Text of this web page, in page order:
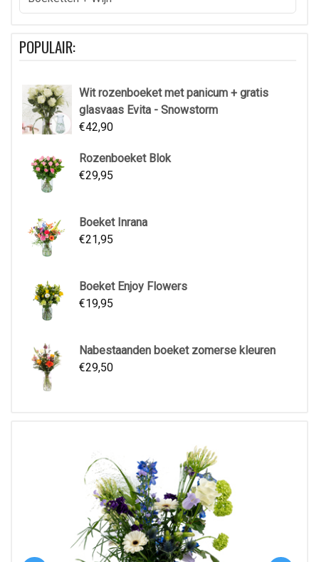
POPULAIR:
Wit rozenboeket met panicum + gratis
glasvaas Evita - Snowstorm
€42,90
Rozenboeket Blok
€29,95
Boeket Inrana
€21,95
Boeket Enjoy Flowers
€19,95
Nabestaanden boeket zomerse kleuren
€29,50